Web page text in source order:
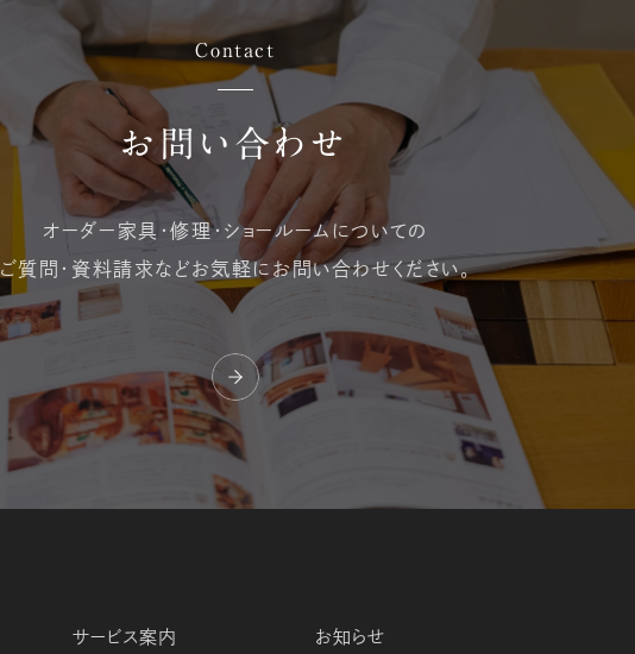
Contact
お問い合わせ
オーダー家具・修理・ ショールームについての
ご質問・資料請求などお気軽にお問い合わせください。
サービス案内 お知らせ